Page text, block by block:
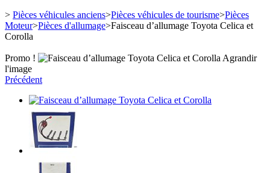
> Pièces véhicules anciens>Pièces véhicules de tourisme>Pièces
Moteur>Pièces d'allumage>Faisceau d’allumage Toyota Celica et
Corolla
Promo !
Agrandir
l'image
Précédent